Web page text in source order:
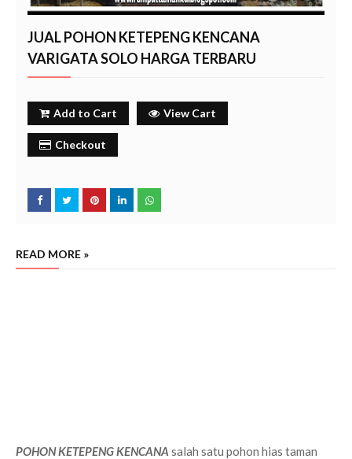
JUAL POHON KETEPENG KENCANA
VARIGATA SOLO HARGA TERBARU
Add to Cart View Cart
Checkout
READ MORE »
POHON KETEPENG KENCANA salah satu pohon hias taman